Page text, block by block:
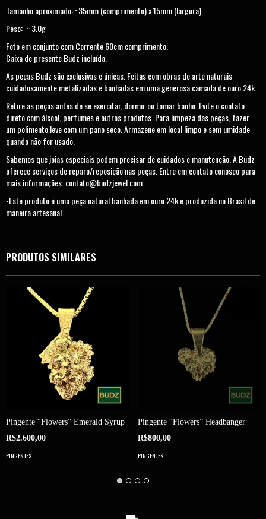
Tamanho aproximado: ~35mm (comprimento) x 15mm (largura).
Peso: ~ 3.0g
Foto em conjunto com Corrente 60cm comprimento.
Caixa de presente Budz incluída.
As peças Budz são exclusivas e únicas. Feitas com obras de arte naturais
cuidadosamente metalizadas e banhadas em uma generosa camada de ouro 24k.
Retire as peças antes de se exercitar, dormir ou tomar banho. Evite o contato
direto com álcool, perfumes e outros produtos. Para limpeza das peças, fazer
um polimento leve com um pano seco. Armazene em local limpo e sem umidade
quando não for usado.
Sabemos que joias especiais podem precisar de cuidados e manutenção. A Budz
oferece serviços de reparo/reposição nas peças. Entre em contato conosco para
mais informações:contato@budzjewel.com
-Este produto é uma peça natural banhada em ouro 24k e produzida no Brasil de
maneira artesanal.
PRODUTOS SIMILARES
Pingente “Flowers” Emerald Syrup
R$2.600,00
PINGENTES
Pingente “Flowers” Headbanger
R$800,00
PINGENTES